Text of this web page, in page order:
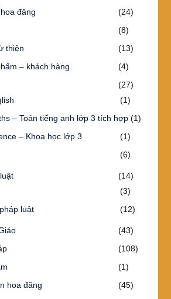
đăng
(24)
(8)
thiện
(13)
– khách hàng
(4)
(27)
(1)
– Toán tiếng anh lớp 3 tích hợp(1)
– Khoa học lớp 3
(1)
(6)
(14)
(3)
luật
(12)
(43)
(108)
(1)
hoa đăng
(45)